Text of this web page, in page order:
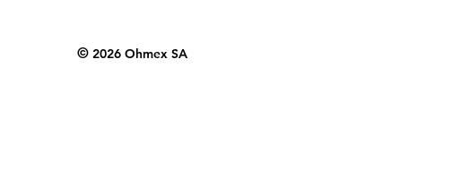
©2026 Ohmex SA